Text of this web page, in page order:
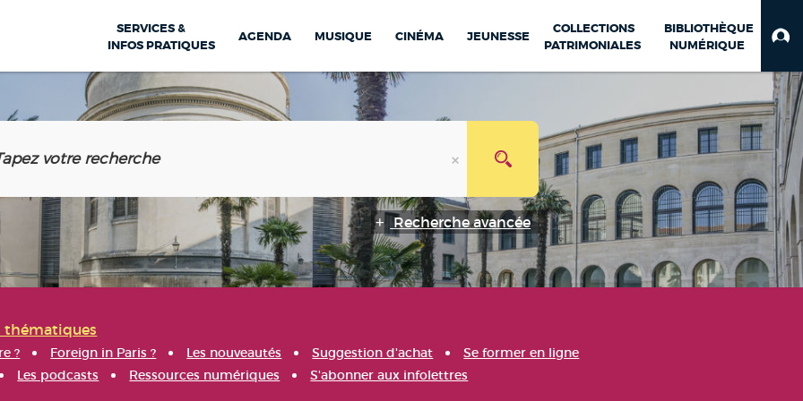
SERVICES &
INFOS PRATIQUES
AGENDA MUSIQUE CINÉMA JEUNESSE
COLLECTIONS
PATRIMONIALES
BIBLIOTHÈQUE
NUMÉRIQUE
Recherche avancée
thématiques
? Foreign in Paris ? Les nouveautés Suggestion d'achat
Se former en ligne
Les podcasts Ressources numériques S'abonner aux infolettres